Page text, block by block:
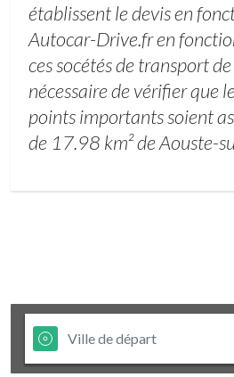
établissent le devis en
Autocar-Drive.fr en
ces socétés de transport
nécessaire de vérifier que
points importants soient
de 17.98 km² de Aouste-